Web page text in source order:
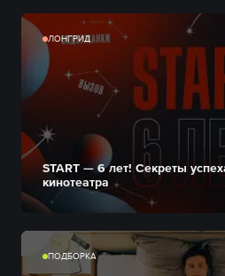
ЛОНГРИД
START — 6 лет! Секреты
кинотеатра
ПОДБОРКА